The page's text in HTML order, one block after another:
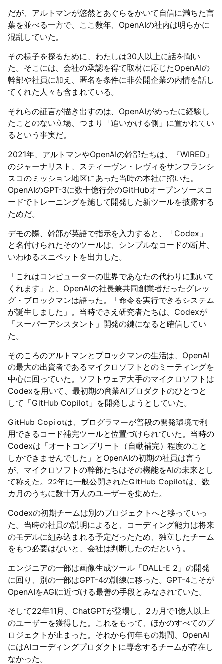
だが、アルトマンが悠然とあぐらをかいて自信に満ちた言
葉を並べる一方で、ここ数年、OpenAIの社内は明らかに
混乱していた。
その様子を探るために、わたしは30人以上に話を聞い
た。そこには、会社の承認を得て取材に応じたOpenAIの
幹部や社員に加え、匿名を条件に非公開企業の内情を話し
てくれた人々も含まれている。
それらの証言が描き出すのは、OpenAIがめったに経験し
たことのない立場、つまり「追いかける側」に置かれてい
るという事実だ。
2021年、アルトマンやOpenAIの幹部たちは、『WIRED』
のジャーナリスト、スティーヴン・レヴィをサンフランシ
スコのミッション地区にあった当時の本社に招いた。
OpenAIのGPT-3に数十億行分のGitHubオープンソースコ
ードでトレーニングを施して開発した新ツールを披露する
ためだ。
デモの際、幹部が英語で指示を入力すると、「Codex」
と名付けられたそのツールは、シンプルなコードの断片、
いわゆるスニペットを出力した。
「これはコンピューターの世界であなたの代わりに動いて
くれます」と、OpenAIの社長兼共同創業者だったグレッ
グ・ブロックマンは語った。「命令を実行できるシステム
が誕生しました」。当時でさえ研究者たちは、Codexが
「スーパーアシスタント」開発の鍵になると確信してい
た。
そのころのアルトマンとブロックマンの生活は、OpenAI
の最大の出資者であるマイクロソフトとのミーティングを
中心に回っていた。ソフトウェア大手のマイクロソフトは
Codexを用いて、最初期の商業AIプロダクトのひとつと
して「GitHub Copilot」を開発しようとしていた。
GitHub Copilotは、プログラマーが普段の開発環境で利
用できるコード補完ツールと位置づけられていた。当時の
Codexは「オートコンプリート（自動補完）程度のこと
しかできませんでした」とOpenAIの初期の社員は言う
が、マイクロソフトの幹部たちはその機能をAIの未来とし
て称えた。22年に一般公開されたGitHub Copilotは、数
カ月のうちに数十万人のユーザーを集めた。
Codexの初期チームは別のプロジェクトへと移っていっ
た。当時の社員の説明によると、コーディング能力は将来
のモデルに組み込まれる予定だったため、独立したチーム
をもつ必要はないと、会社は判断したのだという。
エンジニアの一部は画像生成ツール「DALL-E 2」の開発
に回り、別の一部はGPT-4の訓練に移った。GPT-4こそが
OpenAIをAGIに近づける最善の手段とみなされていた。
そして22年11月、ChatGPTが登場し、2カ月で1億人以上
のユーザーを獲得した。これをもって、ほかのすべてのプ
ロジェクトが止まった。それから何年もの期間、OpenAI
にはAIコーディングプロダクトに専念するチームが存在し
なかった。